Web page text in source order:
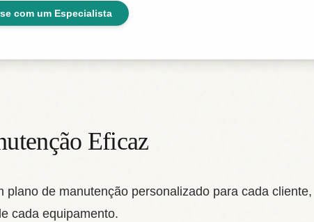
com um Especialista
Eficaz
de manutenção personalizado para cada cliente,
cada equipamento.